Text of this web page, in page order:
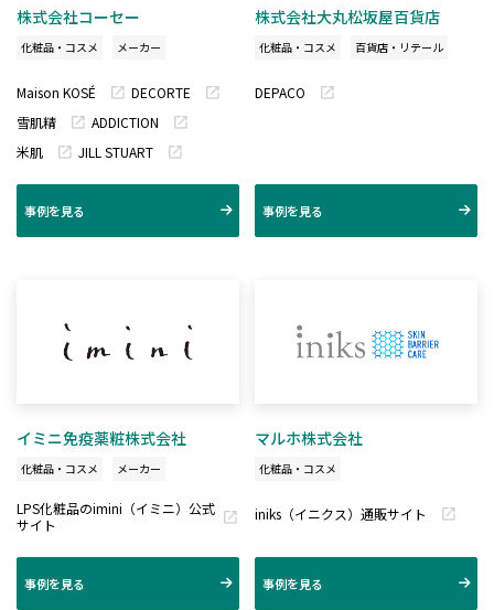
株式会社コーセー
化粧品・コスメ メーカー
Maison KOSÉ
DECORTE
雪肌精
ADDICTION
米肌
JILL STUART
事例を見る
株式会社大丸松坂屋百貨店
化粧品・コスメ 百貨店・リテール
DEPACO
事例を見る
イミニ免疫薬粧株式会社
化粧品・コスメ メーカー
LPS化粧品のimini（イミニ）公式
サイト
事例を見る
マルホ株式会社
化粧品・コスメ
iniks（イニクス）通販サイト
事例を見る